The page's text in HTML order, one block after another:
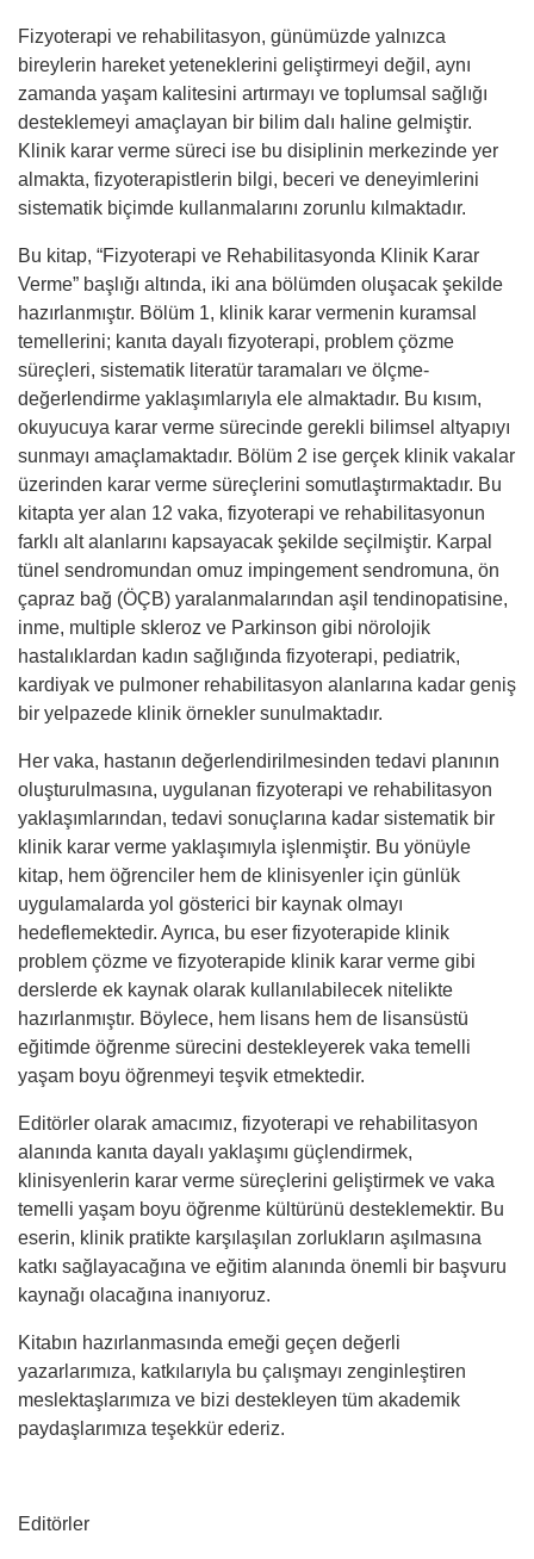
Fizyoterapi ve rehabilitasyon, günümüzde yalnızca
bireylerin hareket yeteneklerini geliştirmeyi değil, aynı
zamanda yaşam kalitesini artırmayı ve toplumsal sağlığı
desteklemeyi amaçlayan bir bilim dalı haline gelmiştir.
Klinik karar verme süreci ise bu disiplinin merkezinde yer
almakta, fizyoterapistlerin bilgi, beceri ve deneyimlerini
sistematik biçimde kullanmalarını zorunlu kılmaktadır.
Bu kitap, “Fizyoterapi ve Rehabilitasyonda Klinik Karar
Verme” başlığı altında, iki ana bölümden oluşacak şekilde
hazırlanmıştır. Bölüm 1, klinik karar vermenin kuramsal
temellerini; kanıta dayalı fizyoterapi, problem çözme
süreçleri, sistematik literatür taramaları ve ölçme-
değerlendirme yaklaşımlarıyla ele almaktadır. Bu kısım,
okuyucuya karar verme sürecinde gerekli bilimsel altyapıyı
sunmayı amaçlamaktadır. Bölüm 2 ise gerçek klinik vakalar
üzerinden karar verme süreçlerini somutlaştırmaktadır. Bu
kitapta yer alan 12 vaka, fizyoterapi ve rehabilitasyonun
farklı alt alanlarını kapsayacak şekilde seçilmiştir. Karpal
tünel sendromundan omuz impingement sendromuna, ön
çapraz bağ (ÖÇB) yaralanmalarından aşil tendinopatisine,
inme, multiple skleroz ve Parkinson gibi nörolojik
hastalıklardan kadın sağlığında fizyoterapi, pediatrik,
kardiyak ve pulmoner rehabilitasyon alanlarına kadar geniş
bir yelpazede klinik örnekler sunulmaktadır.
Her vaka, hastanın değerlendirilmesinden tedavi planının
oluşturulmasına, uygulanan fizyoterapi ve rehabilitasyon
yaklaşımlarından, tedavi sonuçlarına kadar sistematik bir
klinik karar verme yaklaşımıyla işlenmiştir. Bu yönüyle
kitap, hem öğrenciler hem de klinisyenler için günlük
uygulamalarda yol gösterici bir kaynak olmayı
hedeflemektedir. Ayrıca, bu eser fizyoterapide klinik
problem çözme ve fizyoterapide klinik karar verme gibi
derslerde ek kaynak olarak kullanılabilecek nitelikte
hazırlanmıştır. Böylece, hem lisans hem de lisansüstü
eğitimde öğrenme sürecini destekleyerek vaka temelli
yaşam boyu öğrenmeyi teşvik etmektedir.
Editörler olarak amacımız, fizyoterapi ve rehabilitasyon
alanında kanıta dayalı yaklaşımı güçlendirmek,
klinisyenlerin karar verme süreçlerini geliştirmek ve vaka
temelli yaşam boyu öğrenme kültürünü desteklemektir. Bu
eserin, klinik pratikte karşılaşılan zorlukların aşılmasına
katkı sağlayacağına ve eğitim alanında önemli bir başvuru
kaynağı olacağına inanıyoruz.
Kitabın hazırlanmasında emeği geçen değerli
yazarlarımıza, katkılarıyla bu çalışmayı zenginleştiren
meslektaşlarımıza ve bizi destekleyen tüm akademik
paydaşlarımıza teşekkür ederiz.
Editörler